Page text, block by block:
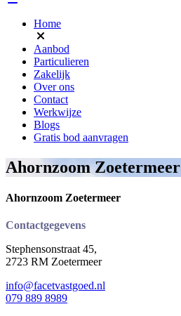
Home
Aanbod
Particulieren
Zakelijk
Over ons
Contact
Werkwijze
Blogs
Gratis bod aanvragen
Ahornzoom Zoetermeer
Ahornzoom Zoetermeer
Contactgegevens
Stephensonstraat 45,
2723 RM Zoetermeer
info@facetvastgoed.nl
079 889 8989